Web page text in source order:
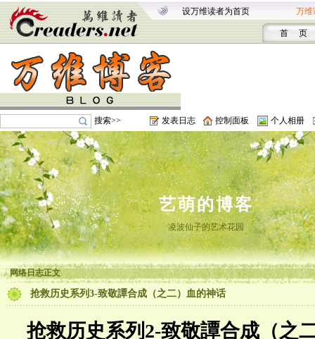
设万维读者为首页 万维
首 页
搜索>> 发表日志 控制面板 个人相册
艺萌的博客
凌波仙子的艺术花园
网络日志正文
抢救历史系列3-致敬譚合成（之二）血的神话
抢救历史系列2-致敬譚合成（之